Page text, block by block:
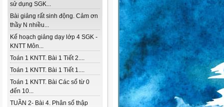
sử dụng SGK...
Bài giảng rất sinh động. Cảm ơn
thầy N nhiều...
Kế hoạch giảng dạy lớp 4 SGK -
KNTT Môn...
Toán 1 KNTT. Bài 1 Tiết 2....
Toán 1 KNTT. Bài 1 Tiết 1....
Toán 1 KNTT. Bài Các số từ 0
đến 10...
TUẦN 2- Bài 4. Phân số thập